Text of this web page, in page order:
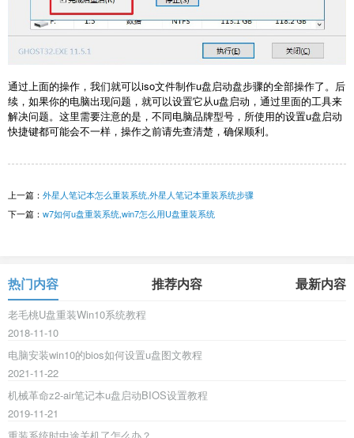
通过上面的操作，我们就可以iso文件制作u盘启动盘步骤的全部操作了。后
续，如果你的电脑出现问题，就可以设置它从u盘启动，通过里面的工具来
解决问题。这里需要注意的是，不同电脑品牌型号，所使用的设置u盘启动
快捷键都可能会不一样，操作之前请先查清楚，确保顺利。
上一篇： 外星人笔记本怎么重装系统,外星人笔记本重装系统步骤
下一篇： w7如何u盘重装系统,win7怎么用U盘重装系统
热门内容 推荐内容 最新内容
老毛桃U盘重装Win10系统教程
2018-11-10
电脑安装win10的bios如何设置u盘图文教程
2021-11-22
机械革命z2-air笔记本u盘启动BIOS设置教程
2019-11-21